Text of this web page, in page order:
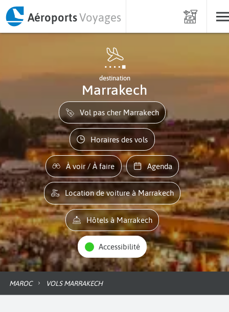
AéroportsVoyages
destination
Marrakech
Vol pas cher Marrakech
Horaires des vols
À voir / À faire Agenda
Location de voiture à Marrakech
Hôtels à Marrakech
Accessibilité
MAROC VOLS MARRAKECH